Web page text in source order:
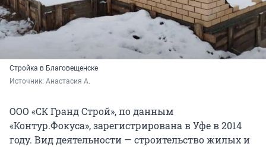
Стройка в Благовещенске
Источник: Анастасия А.
ООО «СК Гранд Строй», по данным
«Контур.Фокуса», зарегистрирована в Уфе в 2014
году. Вид деятельности — строительство жилых и